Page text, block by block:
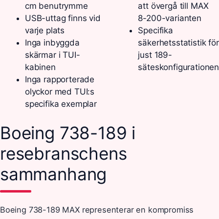
cm benutrymme
USB-uttag finns vid
varje plats
Inga inbyggda
skärmar i TUI-
kabinen
Inga rapporterade
olyckor med TUI:s
specifika exemplar
att övergå till MAX
8-200-varianten
Specifika
säkerhetsstatistik för
just 189-
säteskonfigurationen
Boeing 738-189 i
resebranschens
sammanhang
Boeing 738-189 MAX representerar en kompromiss